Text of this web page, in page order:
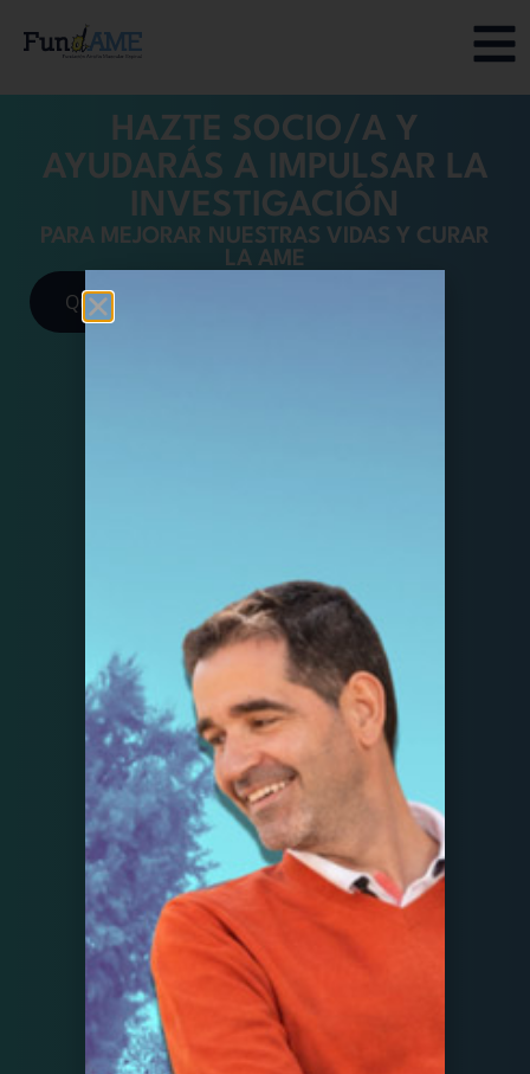
HAZTE SOCIO/A Y
AYUDARÁS A IMPULSAR LA
INVESTIGACIÓN
PARA MEJORAR NUESTRAS VIDAS Y CURAR
LA AME
Quiero ser socio